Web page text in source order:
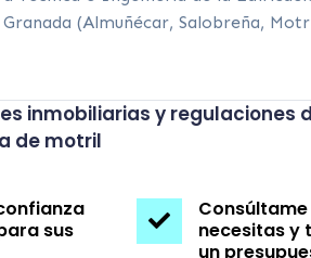
(Almuñécar, Salobreña,
inmobiliarias y regulaciones
de motril
sus

necesitas y
un